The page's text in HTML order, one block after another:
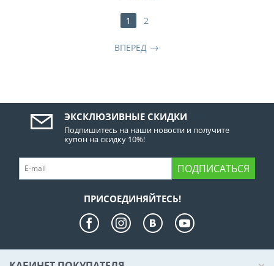
1 2
ВПЕРЕД
ЭКСКЛЮЗИВНЫЕ СКИДКИ
Подпишитесь на наши новости и получите
купон на скидку 10%!
ПОДПИСАТЬСЯ
ПРИСОЕДИНЯЙТЕСЬ!